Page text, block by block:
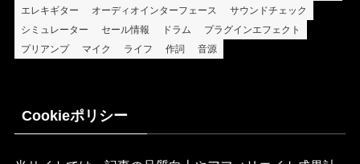
エレキギター
オーディオインターフェース
サウンドチェック
シミュレーター
セール情報 ドラム
プラグインエフェクト
プリアンプ
マイク ライフ 作詞 音源
Cookieポリシー